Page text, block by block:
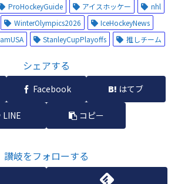
ProHockeyGuide アイスホッケー
nhl
WinterOlympics2026
IceHockeyNews
StanleyCupPlayoffs 推しチーム
シェアする
Facebook はてブ
LINE コピー
讃岐をフォローする